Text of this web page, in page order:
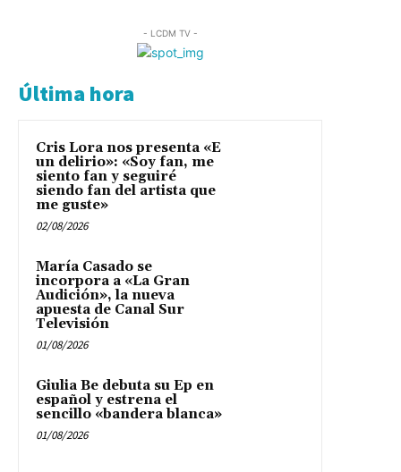
- LCDM TV -
Última hora
Cris Lora nos presenta «E
un delirio»: «Soy fan, me
siento fan y seguiré
siendo fan del artista que
me guste»
02/08/2026
María Casado se
incorpora a «La Gran
Audición», la nueva
apuesta de Canal Sur
Televisión
01/08/2026
Giulia Be debuta su Ep en
español y estrena el
sencillo «bandera blanca»
01/08/2026